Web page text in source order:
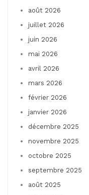
août 2026
juillet 2026
juin 2026
mai 2026
avril 2026
mars 2026
février 2026
janvier 2026
décembre 2025
novembre 2025
octobre 2025
septembre 2025
août 2025